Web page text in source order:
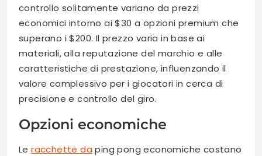
controllo solitamente variano da prezzi
economici intorno ai $30 a opzioni premium che
superano i $200. Il prezzo varia in base ai
materiali, alla reputazione del marchio e alle
caratteristiche di prestazione, influenzando il
valore complessivo per i giocatori in cerca di
precisione e controllo del giro.
Opzioni economiche
Leracchette daping pong economiche costano